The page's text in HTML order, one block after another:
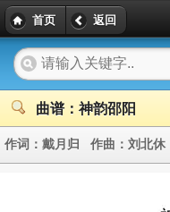
首页 返回
曲谱：神韵邵阳
作词： 戴月归 作曲： 刘北休